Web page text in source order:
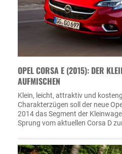
OPEL CORSA E (2015): DER
AUFMISCHEN
Klein, leicht, attraktiv und
Charakterzügen soll der neue
2014 das Segment der
Sprung vom aktuellen Corsa D